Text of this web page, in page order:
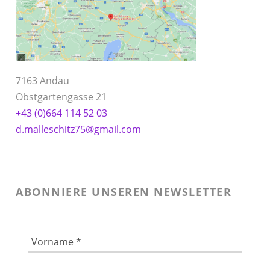
7163 Andau
Obstgartengasse 21
+43 (0)664 114 52 03
d.malleschitz75@gmail.com
ABONNIERE UNSEREN NEWSLETTER